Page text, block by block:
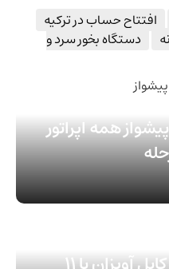
افتتاح حساب در ترکیه
دستگاه بخور سرد و
همه اپراتور